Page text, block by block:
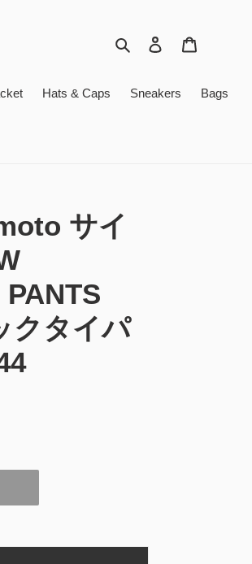
検索 ログイン
Hats & Caps Sneakers
Bags
サイ
クタイパ